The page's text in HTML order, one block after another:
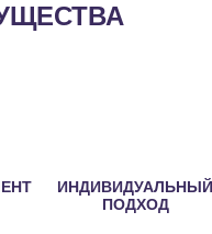
ПОДХОД